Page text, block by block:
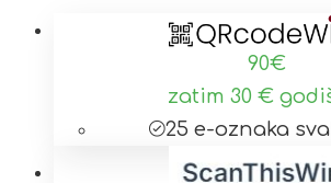
90€
zatim 30 €
25 e-oznaka